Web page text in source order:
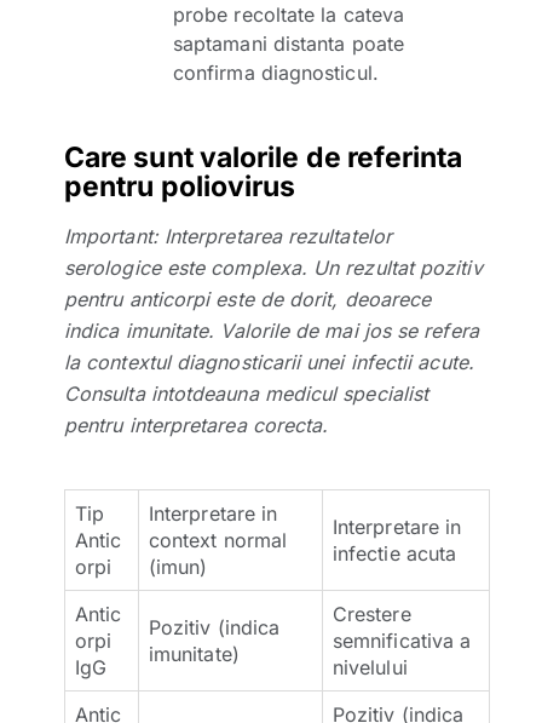
probe recoltate la cateva
saptamani distanta poate
confirma diagnosticul.
Care sunt valorile de referinta
pentru poliovirus
Important: Interpretarea rezultatelor
serologice este complexa. Un rezultat pozitiv
pentru anticorpi este de dorit, deoarece
indica imunitate. Valorile de mai jos se refera
la contextul diagnosticarii unei infectii acute.
Consulta intotdeauna medicul specialist
pentru interpretarea corecta.
Tip
Antic
orpi
Interpretare in
context normal
(imun)
Interpretare in
infectie acuta
Antic
orpi
IgG
Pozitiv (indica
imunitate)
Crestere
semnificativa a
nivelului
Antic
Pozitiv (indica